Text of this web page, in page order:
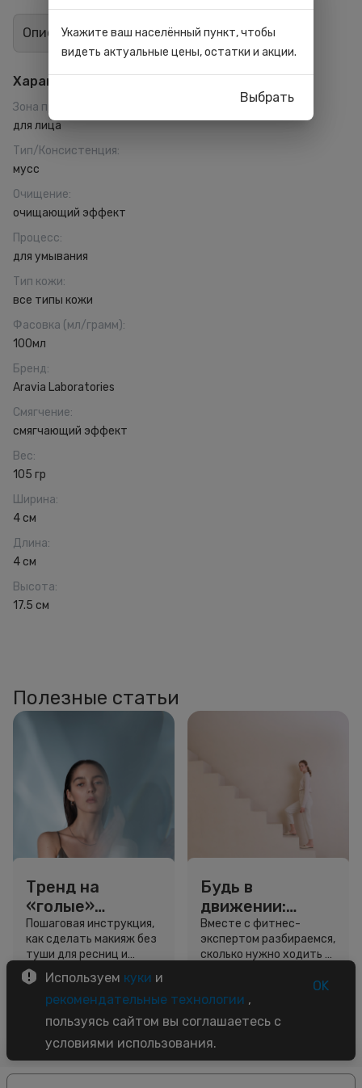
Описание Отзывы 0
Характеристики
Зона применения
для лица
Тип/Консистенция:
мусс
Очищение:
очищающий эффект
Процесс:
для умывания
Тип кожи:
все типы кожи
Фасовка (мл/грамм):
100мл
Бренд:
Aravia Laboratories
Смягчение:
смягчающий эффект
Вес:
105 гр
Ширина:
4 см
Длина:
4 см
Высота:
17.5 см
Полезные статьи
Тренд на
«голые»
ресницы: как
выглядеть
свежо, не
используя тушь
Пошаговая инструкция,
как сделать макияж без
туши для ресниц и
звёздный образ для
вдохновения.
3 минуты
Будь в
движении:
сколько нужно
шагов для
красоты и
Вместе с фитнес-
экспертом разбираемся,
сколько нужно ходить и
5 минут
Используем куки и
рекомендательные технологии ,
пользуясь сайтом вы соглашаетесь с
условиями использования.
OK
Укажите ваш населённый пункт, чтобы
видеть актуальные цены, остатки и акции.
Выбрать